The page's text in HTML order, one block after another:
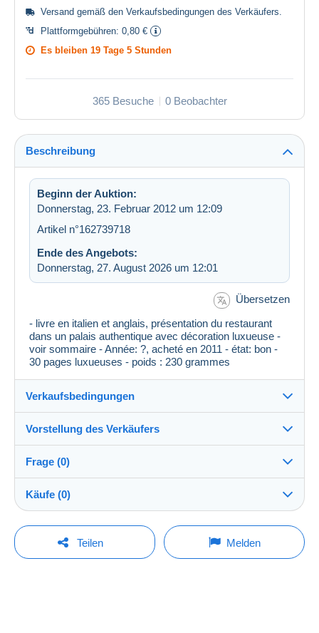
Versand gemäß den Verkaufsbedingungen des Verkäufers.
Plattformgebühren: 0,80 €
Es bleiben 19 Tage 5 Stunden
365 Besuche 0 Beobachter
Beschreibung
Beginn der Auktion:
Donnerstag, 23. Februar 2012 um 12:09
Artikel n°162739718
Ende des Angebots:
Donnerstag, 27. August 2026 um 12:01
Übersetzen
- livre en italien et anglais, présentation du restaurant
dans un palais authentique avec décoration luxueuse -
voir sommaire - Année: ?, acheté en 2011 - état: bon -
30 pages luxueuses - poids : 230 grammes
Verkaufsbedingungen
Versand nach:
Die Liste der Länder einsehen
Direkte Übergabe:
Ja
Vorkasse
Kosten:
Vorstellung des Verkäufers
cosacien100%(731x)
Shop
Frage (0)
Um eine Frage stellen zu können, müssen Sie
Käufe (0)
Letzte Aktualisierung: 06:41:29
Teilen Melden